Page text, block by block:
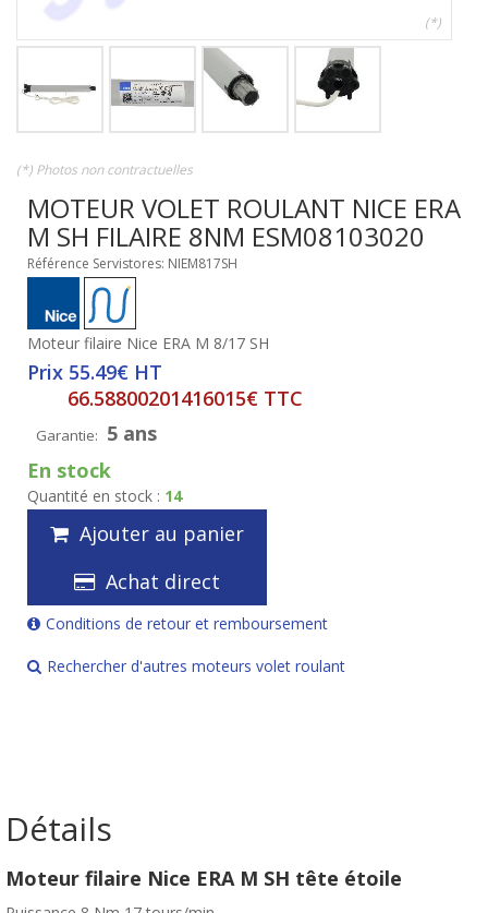
(*)
(*) Photos non contractuelles
MOTEUR VOLET ROULANT NICE ERA
M SH FILAIRE 8NM ESM08103020
Référence Servistores: NIEM817SH
Moteur filaire Nice ERA M 8/17 SH
Prix 55.49€ HT
66.58800201416015€ TTC
Garantie: 5 ans
En stock
Quantité en stock : 14
Ajouter au panier
Achat direct
Conditions de retour et remboursement
Rechercher d'autres moteurs volet roulant
Détails
Moteur filaire Nice ERA M SH tête étoile